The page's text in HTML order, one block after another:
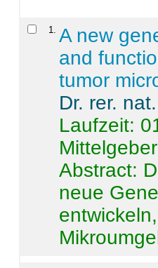
1
A new
and
tumor
Dr. rer.
Laufzeit:
Abstract:
neue